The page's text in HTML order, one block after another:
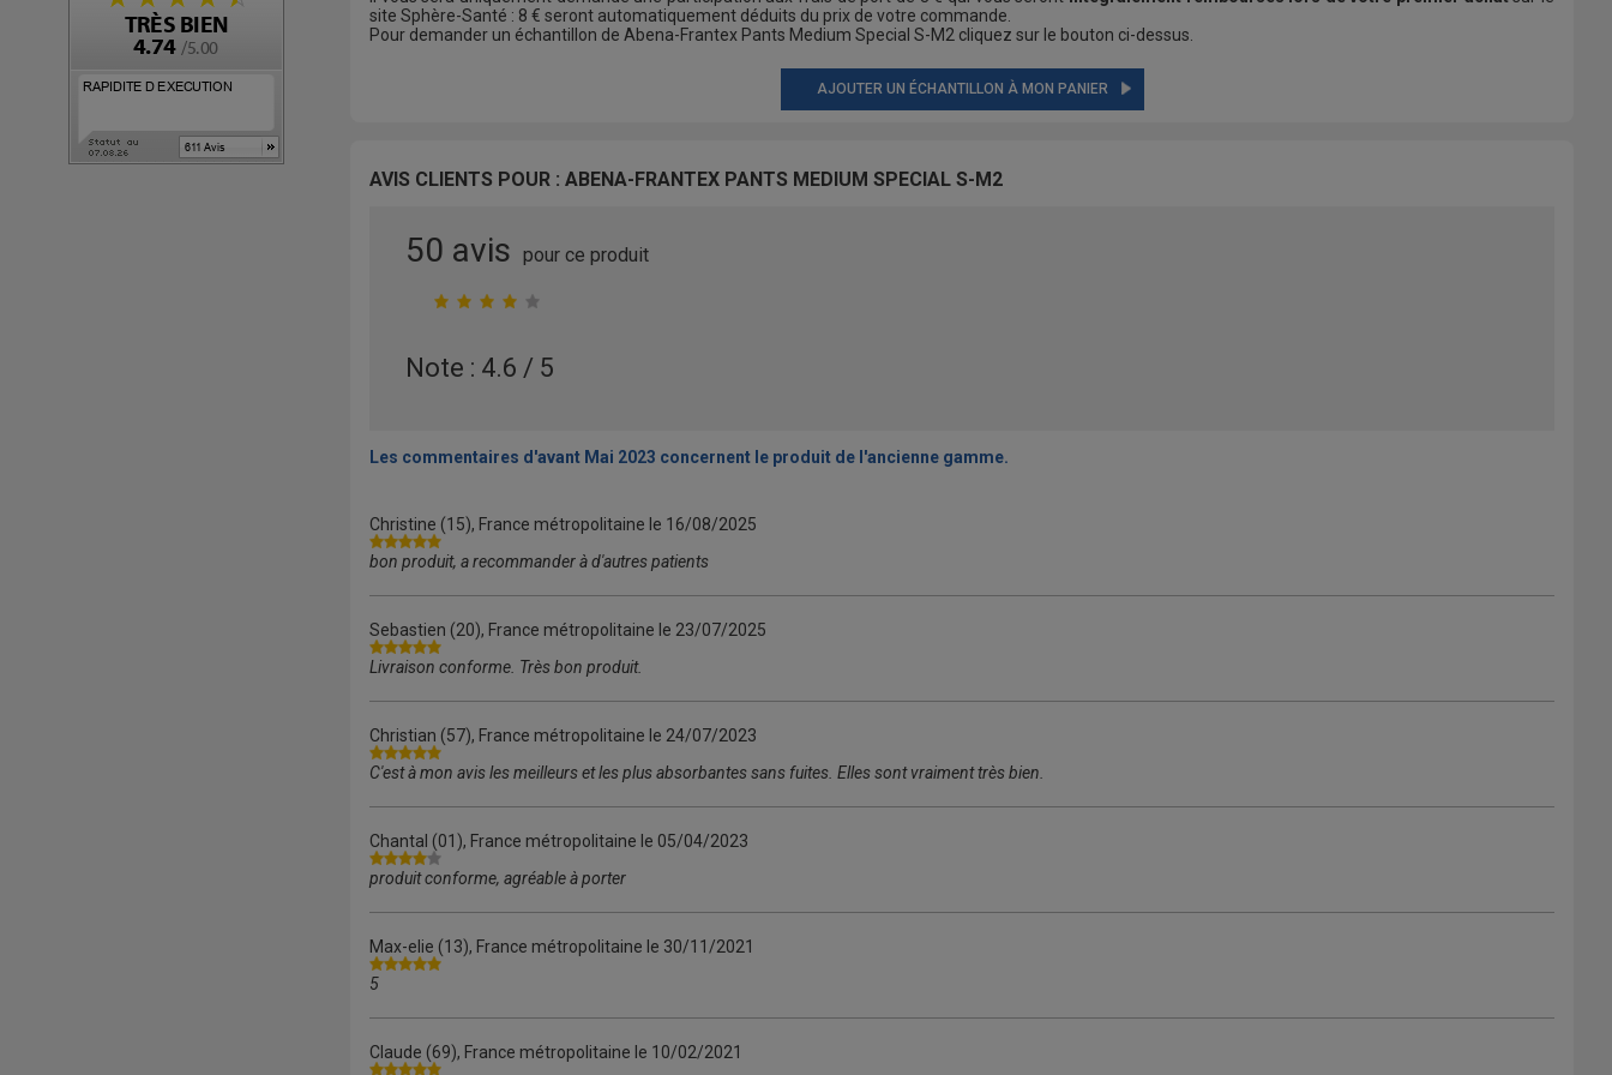
site Sphère-Santé : 8 € seront automatiquement déduits du prix de votre commande.
Pour demander un échantillon de Abena-Frantex Pants Medium Special S-M2 cliquez sur le bouton ci-dessus.
AJOUTER UN ÉCHANTILLON À MON PANIER
AVIS CLIENTS POUR : ABENA-FRANTEX PANTS MEDIUM SPECIAL S-M2
50 avis pour ce produit
Note : 4.6 / 5
Les commentaires d'avant Mai 2023 concernent le produit de l'ancienne gamme.
Christine (15), France métropolitaine le 16/08/2025
bon produit, a recommander à d'autres patients
Sebastien (20), France métropolitaine le 23/07/2025
Livraison conforme. Très bon produit.
Christian (57), France métropolitaine le 24/07/2023
C'est à mon avis les meilleurs et les plus absorbantes sans fuites. Elles sont vraiment très bien.
Chantal (01), France métropolitaine le 05/04/2023
produit conforme, agréable à porter
Max-elie (13), France métropolitaine le 30/11/2021
5
Claude (69), France métropolitaine le 10/02/2021